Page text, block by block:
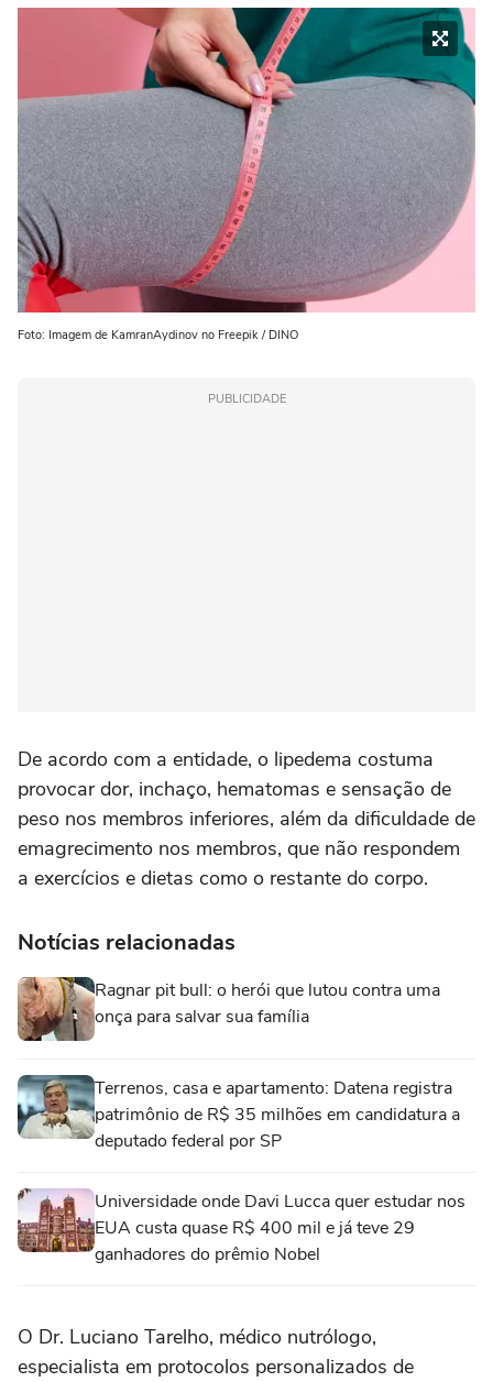
Foto: Imagem de KamranAydinov no Freepik / DINO
PUBLICIDADE
De acordo com a entidade, o lipedema costuma
provocar dor, inchaço, hematomas e sensação de
peso nos membros inferiores, além da dificuldade de
emagrecimento nos membros, que não respondem
a exercícios e dietas como o restante do corpo.
Notícias relacionadas
Ragnar pit bull: o herói que lutou contra uma
onça para salvar sua família
Terrenos, casa e apartamento: Datena registra
patrimônio de R$ 35 milhões em candidatura a
deputado federal por SP
Universidade onde Davi Lucca quer estudar nos
EUA custa quase R$ 400 mil e já teve 29
ganhadores do prêmio Nobel
O Dr. Luciano Tarelho, médico nutrólogo,
especialista em protocolos personalizados de